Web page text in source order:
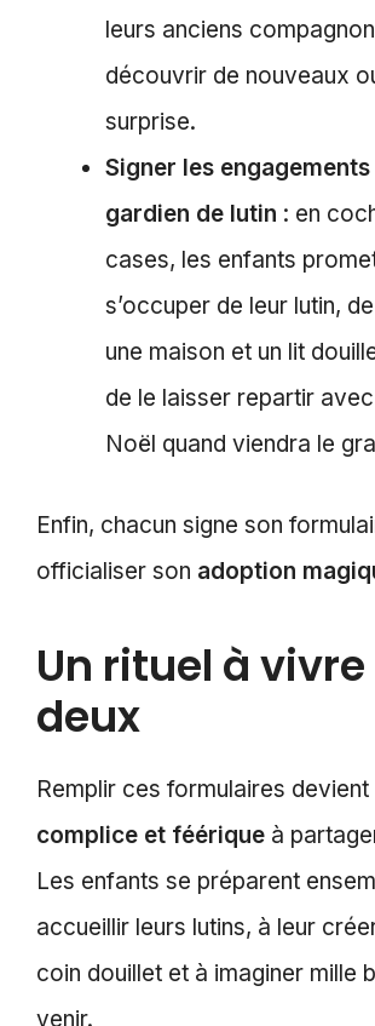
leurs anciens
découvrir de nouveaux
surprise.
Signer les
gardien de lutin : en
cases, les enfants
s’occuper de leur lutin,
une maison et un lit
de le laisser repartir
Noël quand viendra le
Enfin, chacun signe son
officialiser son adoption
Un rituel à vivre
deux
Remplir ces formulaires devient
complice et féérique à
Les enfants se préparent
accueillir leurs lutins, à leur
coin douillet et à imaginer mille
venir.